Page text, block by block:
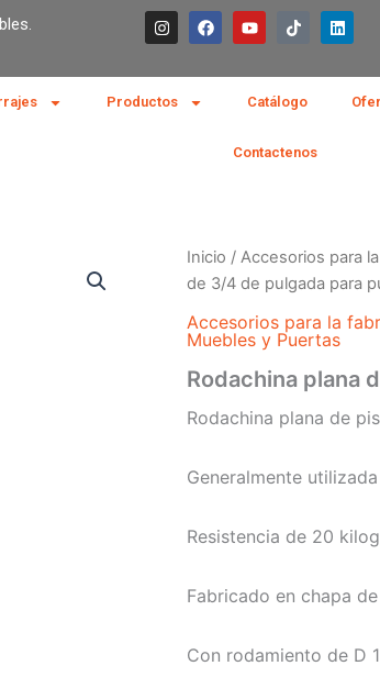
I
n
s
a
g
F
a
c
b
Y
o
u
u
b
T
i
o
k
L
i
n
e
Productos Catálogo
Contactenos
Inicio / Accesorios para
de 3/4 de pulgada para
Accesorios para la
Muebles y Puertas
Rodachina plana
Rodachina plana de
Generalmente
Resistencia de 20
Fabricado en chapa
Con rodamiento de D